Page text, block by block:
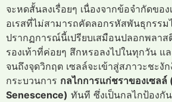
จะหดสั้นลงเรื่อยๆ เนื่องจากข้อจำกัดของ
อเรสที่ไม่สามารถคัดลอกรหัสพันธุกรรม
ปรากฏการณ์นี้เปรียบเสมือนปลอกพลาส
รองเท้าที่ค่อยๆ สึกหรอลงไปในทุกวัน แล
จนถึงจุดวิกฤต เซลล์จะเข้าสู่สภาวะชะงั
กระบวนการ กลไกการแก่ชราของเซลล์
Senescence) ทันที ซึ่งเป็นกลไกป้องกั